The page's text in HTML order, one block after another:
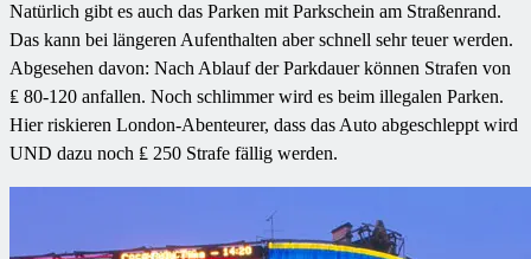
Natürlich gibt es auch das Parken mit Parkschein am Straßenrand.
Das kann bei längeren Aufenthalten aber schnell sehr teuer werden.
Abgesehen davon: Nach Ablauf der Parkdauer können Strafen von
₤ 80-120 anfallen. Noch schlimmer wird es beim illegalen Parken.
Hier riskieren London-Abenteurer, dass das Auto abgeschleppt wird
UND dazu noch ₤ 250 Strafe fällig werden.